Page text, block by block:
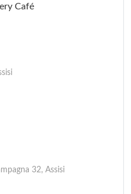
Café
32, Assisi